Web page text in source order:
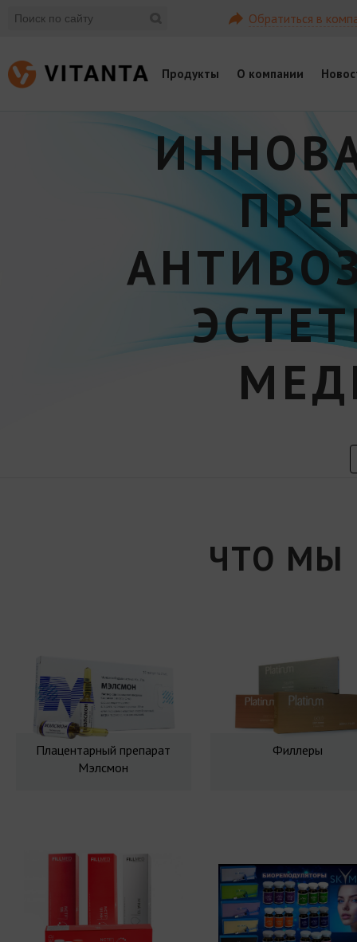
Обратиться в
Продукты О компании
ЧТО МЫ
Плацентарный препарат
Мэлсмон
Филлеры